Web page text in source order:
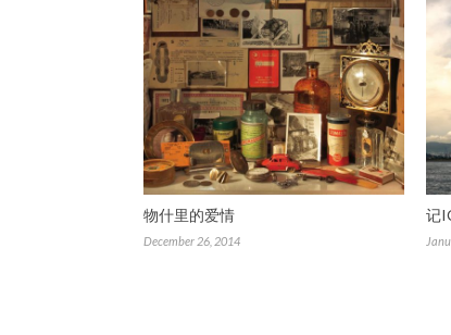
物什里的爱情
December 26, 2014
记